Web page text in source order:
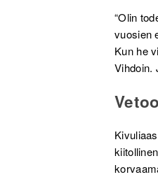
“Olin
vuosien
Kun he
Vihdoin.